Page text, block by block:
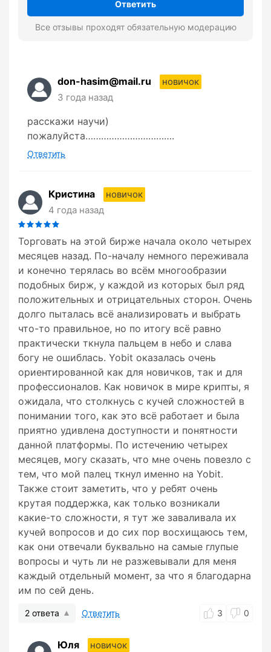
Ответить
Все отзывы проходят обязательную модерацию
don-hasim@mail.ru
новичок
3 года назад
расскажи научи)
пожалуйста…………………………….
Ответить
Кристина
новичок
4 года назад
Торговать на этой бирже начала около четырех
месяцев назад. По-началу немного переживала
и конечно терялась во всём многообразии
подобных бирж, у каждой из которых был ряд
положительных и отрицательных сторон. Очень
долго пыталась всё анализировать и выбрать
что-то правильное, но по итогу всё равно
практически ткнула пальцем в небо и слава
богу не ошиблась. Yobit оказалась очень
ориентированной как для новичков, так и для
профессионалов. Как новичок в мире крипты, я
ожидала, что столкнусь с кучей сложностей в
понимании того, как это всё работает и была
приятно удивлена доступности и понятности
данной платформы. По истечению четырех
месяцев, могу сказать, что мне очень повезло с
тем, что мой палец ткнул именно на Yobit.
Также стоит заметить, что у ребят очень
крутая поддержка, как только возникали
какие-то сложности, я тут же заваливала их
кучей вопросов и до сих пор восхищаюсь тем,
как они отвечали буквально на самые глупые
вопросы и чуть ли не разжевывали для меня
каждый отдельный момент, за что я благодарна
им по сей день.
2 ответа Ответить 3 0
Юля
новичок